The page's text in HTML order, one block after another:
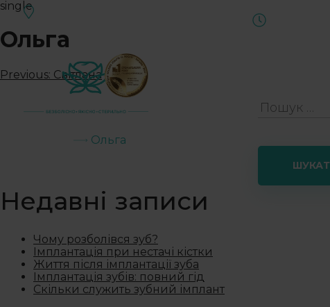
Ольга
single
Ольга
Previous: Світлана
Недавні записи
Чому розболівся зуб?
Імплантація при нестачі кістки
Життя після імплантації зуба
Імплантація зубів: повний гід
Скільки служить зубний імплант